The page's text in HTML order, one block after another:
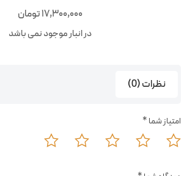
17,300,000تومان
در انبار موجود نمی باشد
نظرات (0)
شما*